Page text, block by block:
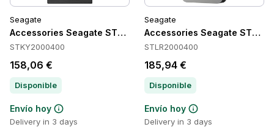
Seagate
Accessories Seagate STKY2000400
STKY2000400
158,06 €
Disponible
Envío hoy
Delivery in 3 days
Seagate
Accessories Seagate
STLR2000400
185,94 €
Disponible
Envío hoy
Delivery in 3 days